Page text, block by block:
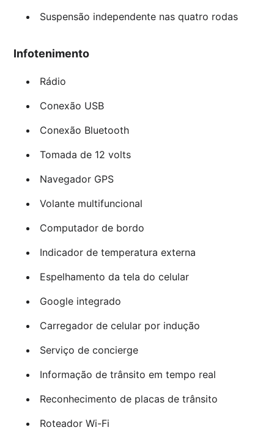
Suspensão independente nas quatro rodas
Infotenimento
Rádio
Conexão USB
Conexão Bluetooth
Tomada de 12 volts
Navegador GPS
Volante multifuncional
Computador de bordo
Indicador de temperatura externa
Espelhamento da tela do celular
Google integrado
Carregador de celular por indução
Serviço de concierge
Informação de trânsito em tempo real
Reconhecimento de placas de trânsito
Roteador Wi-Fi